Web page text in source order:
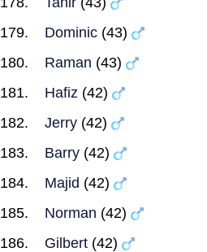
Dominic (43)
Raman (43)
Hafiz (42)
Jerry (42)
Barry (42)
Majid (42)
Norman (42)
Gilbert (42)